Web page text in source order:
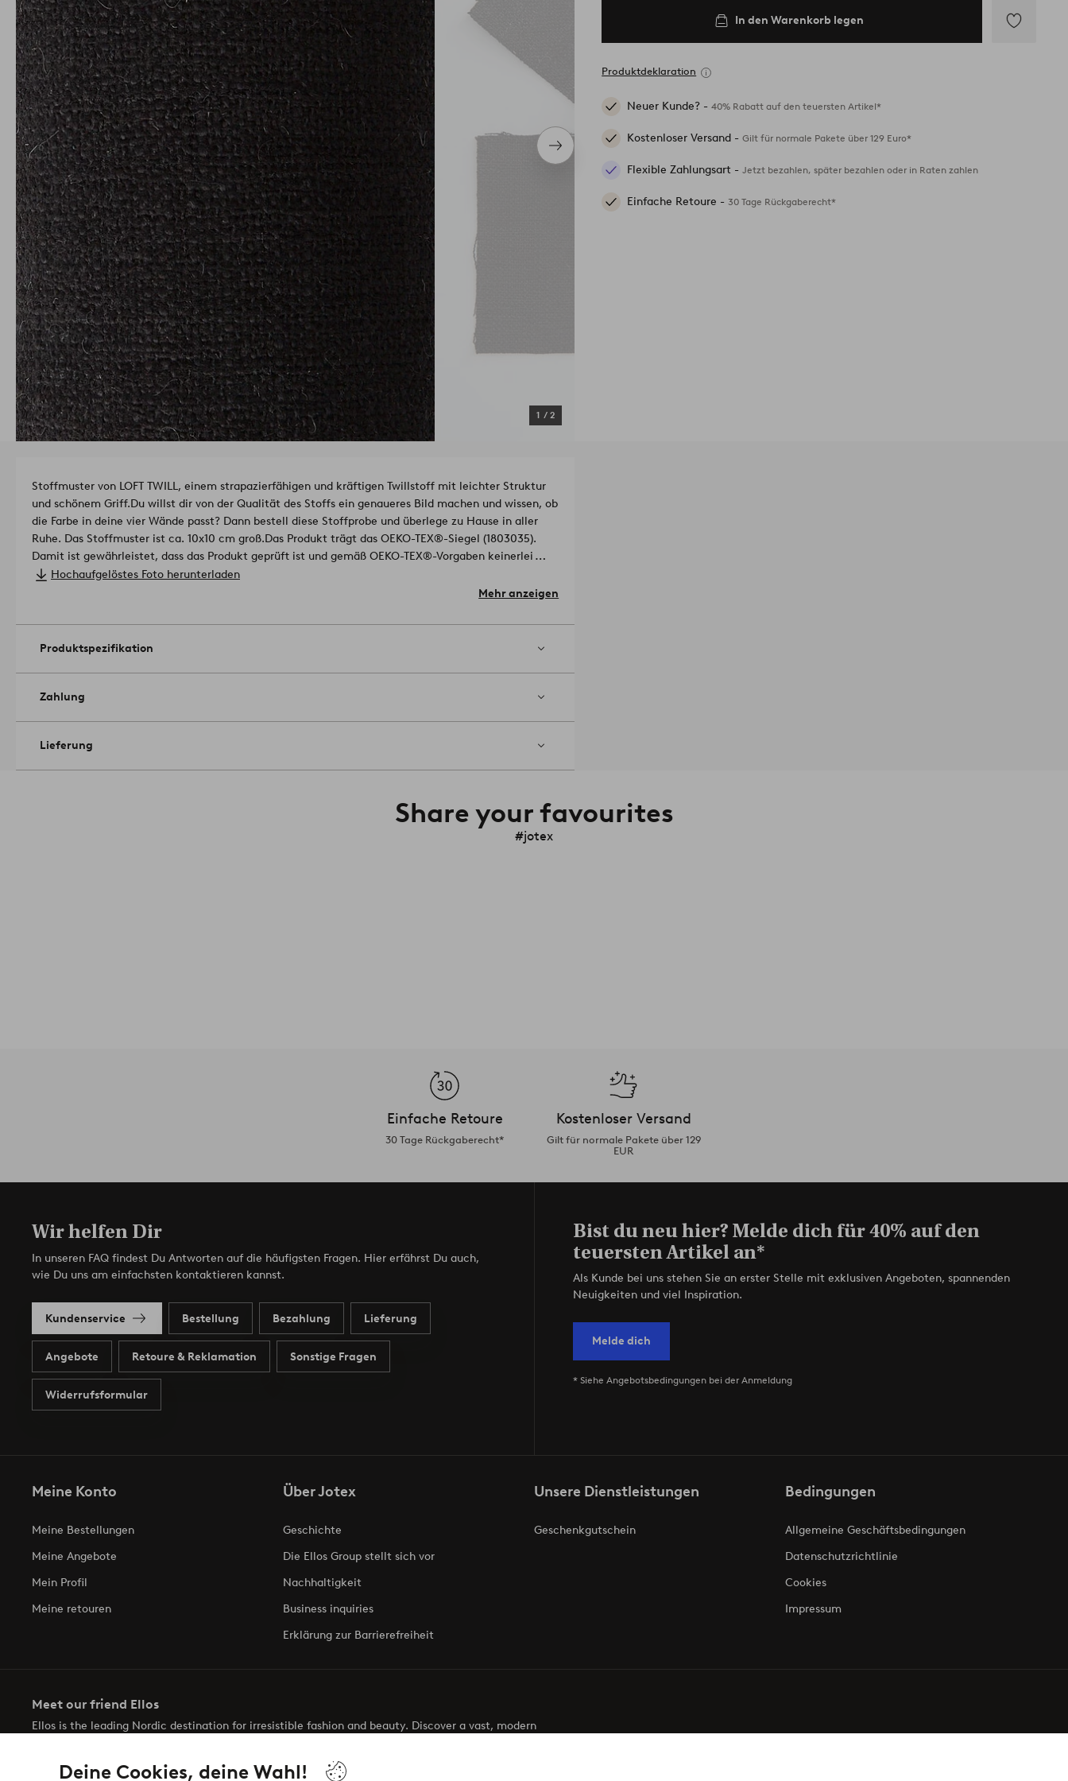
Deine Cookies, deine Wahl!
Nächstes
Produkt
1 / 2
In den Warenkorb legen
Produktdeklaration
Neuer Kunde? -40% Rabatt auf den teuersten Artikel*
Kostenloser Versand -Gilt für normale Pakete über 129 Euro*
Flexible Zahlungsart -Jetzt bezahlen, später bezahlen oder in Raten zahlen
Einfache Retoure -30 Tage Rückgaberecht*
Stoffmuster von LOFT TWILL, einem strapazierfähigen und kräftigen Twillstoff mit leichter Struktur
und schönem Griff.Du willst dir von der Qualität des Stoffs ein genaueres Bild machen und wissen, ob
die Farbe in deine vier Wände passt? Dann bestell diese Stoffprobe und überlege zu Hause in aller
Ruhe. Das Stoffmuster ist ca. 10x10 cm groß.Das Produkt trägt das OEKO-TEX®-Siegel (1803035).
Damit ist gewährleistet, dass das Produkt geprüft ist und gemäß OEKO-TEX®-Vorgaben keinerlei
gesundheitsgefährdende Stoffe enthält.Material: 80 % Polyester, 20 % Baumwolle.
Pilling: 4/5Artikelnummer: 1727278-04-0
Hochaufgelöstes Foto herunterladen
Mehr anzeigen
Produktspezifikation
Zahlung
Lieferung
Share your favourites
#jotex
Einfache Retoure
30 Tage Rückgaberecht*
Kostenloser Versand
Gilt für normale Pakete über 129
EUR
Wir helfen Dir
In unseren FAQ findest Du Antworten auf die häufigsten Fragen. Hier erfährst Du auch,
wie Du uns am einfachsten kontaktieren kannst.
Kundenservice Bestellung Bezahlung Lieferung
Angebote Retoure & Reklamation Sonstige Fragen
Widerrufsformular
Bist du neu hier? Melde dich für 40% auf den
teuersten Artikel an*
Als Kunde bei uns stehen Sie an erster Stelle mit exklusiven Angeboten, spannenden
Neuigkeiten und viel Inspiration.
Melde dich
* Siehe Angebotsbedingungen bei der Anmeldung
Meine Konto
Meine Bestellungen
Meine Angebote
Mein Profil
Meine retouren
Über Jotex
Geschichte
Die Ellos Group stellt sich vor
Nachhaltigkeit
Business inquiries
Erklärung zur Barrierefreiheit
Unsere Dienstleistungen
Geschenkgutschein
Bedingungen
Allgemeine Geschäftsbedingungen
Datenschutzrichtlinie
Cookies
Impressum
Meet our friend Ellos
Ellos is the leading Nordic destination for irresistible fashion and beauty. Discover a vast, modern